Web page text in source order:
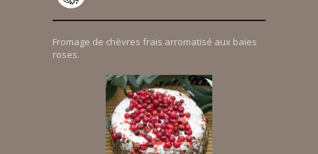
Fromage de chèvres frais arromatisé aux baies
roses.